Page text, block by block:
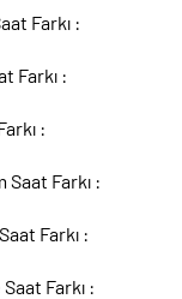
Farkı :
Farkı :
:
Farkı :
Farkı :
Farkı :